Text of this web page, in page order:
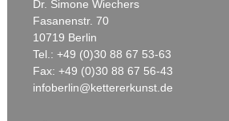
Dr. Simone Wiechers
Fasanenstr. 70
10719 Berlin
Tel.: +49 (0)30 88 67 53-63
Fax: +49 (0)30 88 67 56-43
infoberlin@kettererkunst.de